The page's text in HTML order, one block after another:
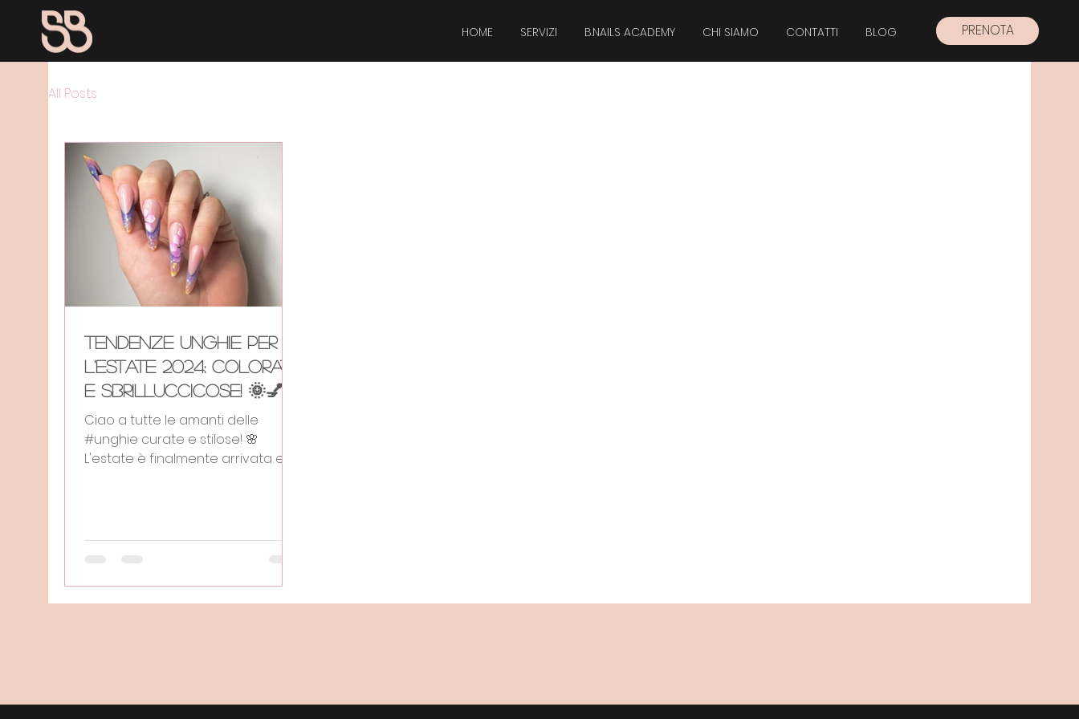
HOME SERVIZI B.NAILS ACADEMY CHI SIAMO CONTATTI BLOG PRENOTA
All Posts
Tendenze Unghie per
l'Estate 2024: Colorate
e Sbrilluccicose! 🌞💅
Ciao a tutte le amanti delle
#unghie curate e stilose! 🌸
L'estate è finalmente arrivata e